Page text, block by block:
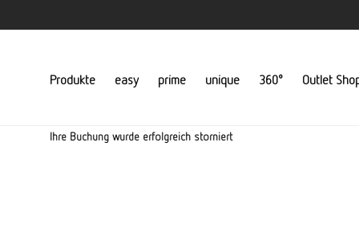
Produkte easy prime unique 360° Outlet
Ihre Buchung wurde erfolgreich storniert